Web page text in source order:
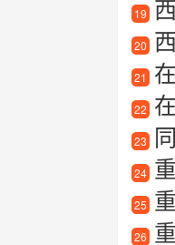
19
20
21
22
23
24
25
26